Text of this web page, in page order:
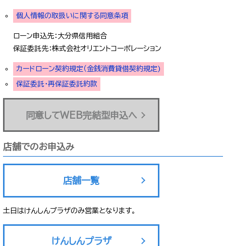
個人情報の取扱いに関する同意条項
ローン申込先：大分県信用組合
保証委託先：株式会社オリエントコーポレーション
カードローン契約規定（金銭消費貸借契約規定)
保証委託・再保証委託約款
同意してWEB完結型申込へ
店舗でのお申込み
店舗一覧
土日はけんしんプラザのみ営業となります。
けんしんプラザ